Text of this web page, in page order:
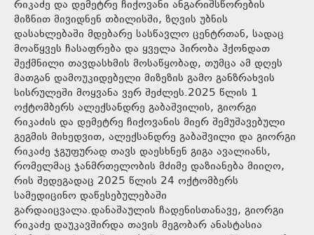
რიკაძე და დემეტრე ჩიქოვანი ანგარიშსწორების
მიზნით მივიდნენ თბილისში, ზღვის უბნის
დასახლებაში მდებარე სასწავლო ცენტრთან, სადაც
მოაწყვეს ჩასაფრება და ყველა პირობა ჰქონდათ
შექმნილი თავდასხმის მოსაწყობად, თუმცა ამ დღეს
მათგან დამოუკიდებელი მიზეზის გამო განზრახვის
სისრულეში მოყვანა ვერ შეძლეს.2025 წლის 1
ოქტომბერს ალექსანდრე გაბაშვილის, გიორგი
რიკაძის და დემეტრე ჩიქოვანის მიერ შემუშავებული
გეგმის მიხედვით, ალექსანდრე გაბაშვილი და გიორგი
რიკაძე ჯგუფურად თავს დაესხნენ გიგა ავალიანს,
რომელმაც ჯანმრთელობის მძიმე დაზიანება მიიღო,
რის შედეგადაც 2025 წლის 24 ოქტომბერს
სამედიცინო დაწესებულებაში
გარდაიცვალა.დანაშაულის ჩადენისთანავე, გიორგი
რიკაძე დაუკავშირდა თავის მეგობარ ანასტასია